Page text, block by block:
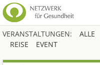
VERANSTALTUNGEN: ALLE
REISE
EVENT